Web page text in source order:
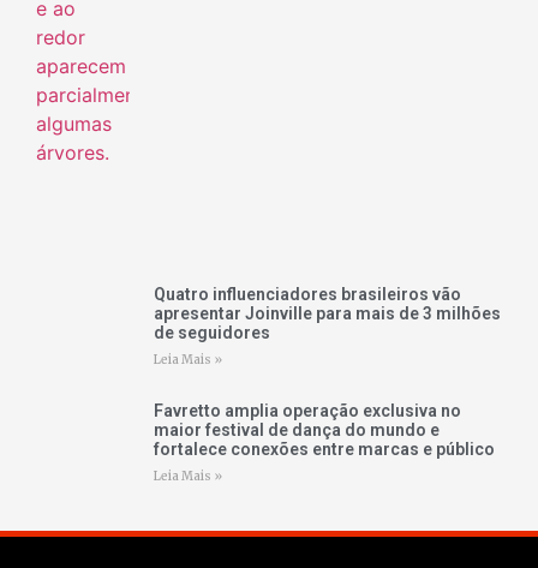
Quatro influenciadores brasileiros vão
apresentar Joinville para mais de 3 milhões
de seguidores
Leia Mais »
Favretto amplia operação exclusiva no
maior festival de dança do mundo e
fortalece conexões entre marcas e público
Leia Mais »